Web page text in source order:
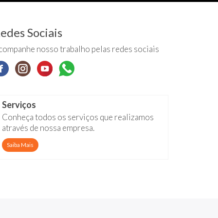
Sociais
nosso trabalho pelas redes sociais
Serviços
Conheça todos os serviços que realizamos
através de nossa empresa.
Saiba Mais